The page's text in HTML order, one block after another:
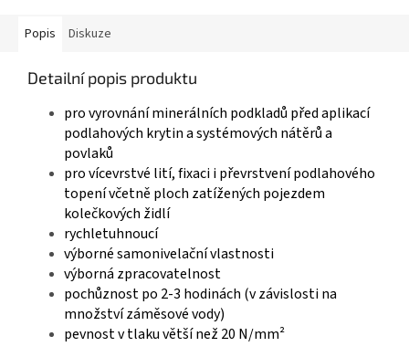
Popis Diskuze
Detailní popis produktu
pro vyrovnání minerálních podkladů před aplikací
podlahových krytin a systémových nátěrů a
povlaků
pro vícevrstvé lití, fixaci i převrstvení podlahového
topení včetně ploch zatížených pojezdem
kolečkových židlí
rychletuhnoucí
výborné samonivelační vlastnosti
výborná zpracovatelnost
pochůznost po 2-3 hodinách (v závislosti na
množství záměsové vody)
pevnost v tlaku větší než 20 N/mm²